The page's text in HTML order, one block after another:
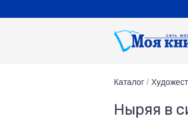
Каталог /
Ныряя в